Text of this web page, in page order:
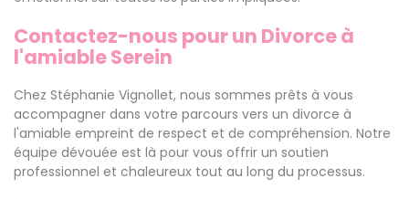
Contactez-nous pour un Divorce à
l'amiable Serein
Chez Stéphanie Vignollet, nous sommes prêts à vous
accompagner dans votre parcours vers un divorce à
l'amiable empreint de respect et de compréhension. Notre
équipe dévouée est là pour vous offrir un soutien
professionnel et chaleureux tout au long du processus.